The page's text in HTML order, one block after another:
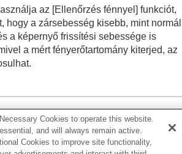
seg. típ.
felvétele
mozgóképfelvétel közben
közvetítése
módosítása
funkciók
az [Ellenőrzés fénnyel] funkciót,
hogy a zársebesség kisebb, mint normál
a képernyő frissítési sebessége is
a mért fényerőtartomány kiterjed, az
hozzárendelése gombokhoz és
tárcsab)
Cookies to operate this website.
and will always remain active.
Cookies to improve site functionality,